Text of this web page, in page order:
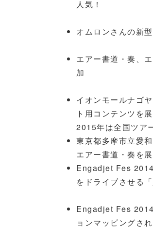
人気！
オムロンさんの新
エアー書道・奏、
加
イオンモールナゴ
ト用コンテンツを展
2015年は全国ツア
東京都多摩市立愛
エアー書道・奏を展
Engadjet Fes
をドライブさせる「
Engadjet Fes
ョンマッピングさ